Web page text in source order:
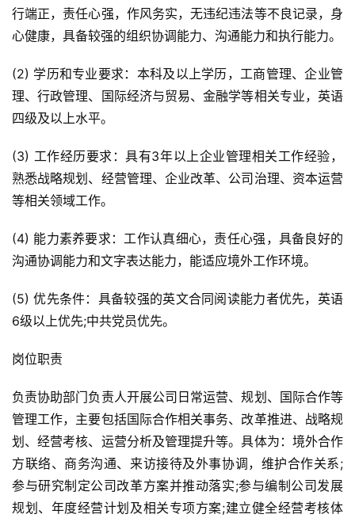
行端正，责任心强，作风务实，无违纪违法等不良记录，身
心健康，具备较强的组织协调能力、沟通能力和执行能力。
(2) 学历和专业要求：本科及以上学历，工商管理、企业管
理、行政管理、国际经济与贸易、金融学等相关专业，英语
四级及以上水平。
(3) 工作经历要求：具有3年以上企业管理相关工作经验，
熟悉战略规划、经营管理、企业改革、公司治理、资本运营
等相关领域工作。
(4) 能力素养要求：工作认真细心，责任心强，具备良好的
沟通协调能力和文字表达能力，能适应境外工作环境。
(5) 优先条件：具备较强的英文合同阅读能力者优先，英语
6级以上优先;中共党员优先。
岗位职责
负责协助部门负责人开展公司日常运营、规划、国际合作等
管理工作，主要包括国际合作相关事务、改革推进、战略规
划、经营考核、运营分析及管理提升等。具体为：境外合作
方联络、商务沟通、来访接待及外事协调，维护合作关系;
参与研究制定公司改革方案并推动落实;参与编制公司发展
规划、年度经营计划及相关专项方案;建立健全经营考核体